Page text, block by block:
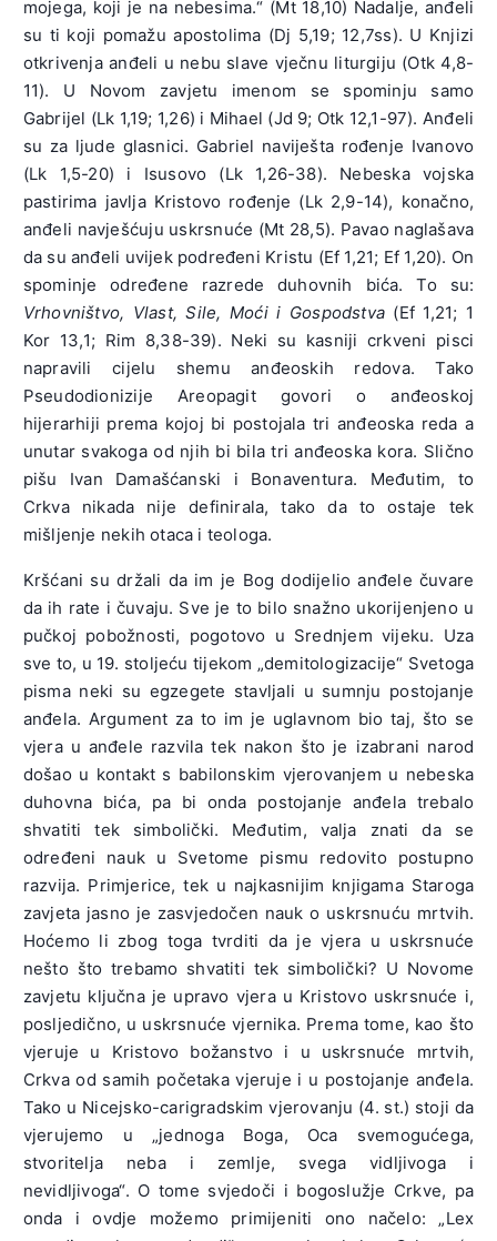
mojega, koji je na nebesima.“ (Mt 18,10) Nadalje, anđeli
su ti koji pomažu apostolima (Dj 5,19; 12,7ss). U Knjizi
otkrivenja anđeli u nebu slave vječnu liturgiju (Otk 4,8-
11). U Novom zavjetu imenom se spominju samo
Gabrijel (Lk 1,19; 1,26) i Mihael (Jd 9; Otk 12,1-97). Anđeli
su za ljude glasnici. Gabriel naviješta rođenje Ivanovo
(Lk 1,5-20) i Isusovo (Lk 1,26-38). Nebeska vojska
pastirima javlja Kristovo rođenje (Lk 2,9-14), konačno,
anđeli navješćuju uskrsnuće (Mt 28,5). Pavao naglašava
da su anđeli uvijek podređeni Kristu (Ef 1,21; Ef 1,20). On
spominje određene razrede duhovnih bića. To su:
Vrhovništvo, Vlast, Sile, Moći i Gospodstva(Ef 1,21; 1
Kor 13,1; Rim 8,38-39). Neki su kasniji crkveni pisci
napravili cijelu shemu anđeoskih redova. Tako
Pseudodionizije Areopagit govori o anđeoskoj
hijerarhiji prema kojoj bi postojala tri anđeoska reda a
unutar svakoga od njih bi bila tri anđeoska kora. Slično
pišu Ivan Damašćanski i Bonaventura. Međutim, to
Crkva nikada nije definirala, tako da to ostaje tek
mišljenje nekih otaca i teologa.
Kršćani su držali da im je Bog dodijelio anđele čuvare
da ih rate i čuvaju. Sve je to bilo snažno ukorijenjeno u
pučkoj pobožnosti, pogotovo u Srednjem vijeku. Uza
sve to, u 19. stoljeću tijekom „demitologizacije“ Svetoga
pisma neki su egzegete stavljali u sumnju postojanje
anđela. Argument za to im je uglavnom bio taj, što se
vjera u anđele razvila tek nakon što je izabrani narod
došao u kontakt s babilonskim vjerovanjem u nebeska
duhovna bića, pa bi onda postojanje anđela trebalo
shvatiti tek simbolički. Međutim, valja znati da se
određeni nauk u Svetome pismu redovito postupno
razvija. Primjerice, tek u najkasnijim knjigama Staroga
zavjeta jasno je zasvjedočen nauk o uskrsnuću mrtvih.
Hoćemo li zbog toga tvrditi da je vjera u uskrsnuće
nešto što trebamo shvatiti tek simbolički? U Novome
zavjetu ključna je upravo vjera u Kristovo uskrsnuće i,
posljedično, u uskrsnuće vjernika. Prema tome, kao što
vjeruje u Kristovo božanstvo i u uskrsnuće mrtvih,
Crkva od samih početaka vjeruje i u postojanje anđela.
Tako u Nicejsko-carigradskim vjerovanju (4. st.) stoji da
vjerujemo u „jednoga Boga, Oca svemogućega,
stvoritelja neba i zemlje, svega vidljivoga i
nevidljivoga“. O tome svjedoči i bogoslužje Crkve, pa
onda i ovdje možemo primijeniti ono načelo: „Lex